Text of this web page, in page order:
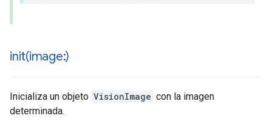
init(image:)
Inicializa un objeto VisionImage con la imagen
determinada.